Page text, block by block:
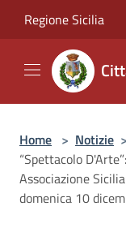
Regione Sicilia
Home > Notizie >
“Spettacolo
Associazione
domenica 10